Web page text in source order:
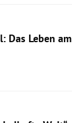
Das Leben am